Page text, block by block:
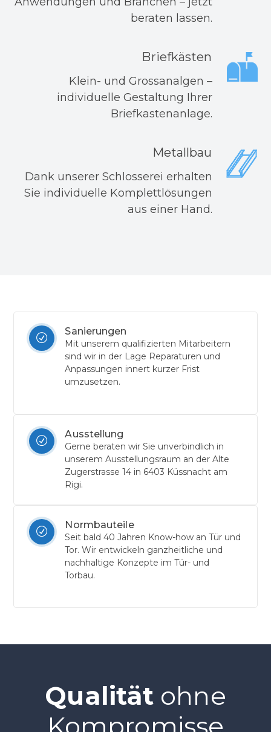
beraten lassen.
Briefkästen
Klein- und Grossanalgen –
individuelle Gestaltung Ihrer
Briefkastenanlage.
Metallbau
Dank unserer Schlosserei erhalten
Sie individuelle Komplettlösungen
aus einer Hand.
Sanierungen
Mit unserem qualifizierten Mitarbeitern
sind wir in der Lage Reparaturen und
Anpassungen innert kurzer Frist
umzusetzen.
Ausstellung
Gerne beraten wir Sie unverbindlich in
unserem Ausstellungsraum an der Alte
Zugerstrasse 14 in 6403 Küssnacht am
Rigi.
Normbauteile
Seit bald 40 Jahren Know-how an Tür und
Tor. Wir entwickeln ganzheitliche und
nachhaltige Konzepte im Tür- und
Torbau.
Qualität ohne